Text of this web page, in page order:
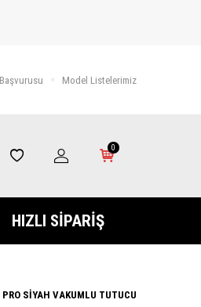
Model Listelerimiz
0
HIZLI SİPARİŞ
PRO SİYAH VAKUMLU TUTUCU